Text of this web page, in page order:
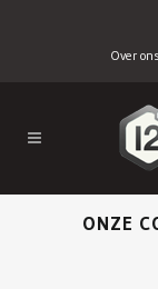
Over ons
ONZE